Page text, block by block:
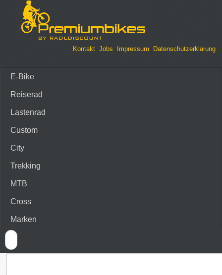
Kontakt Jobs Impressum Datenschutzerklärung
E-Bike
Reiserad
Lastenrad
Custom
City
Trekking
MTB
Cross
Marken